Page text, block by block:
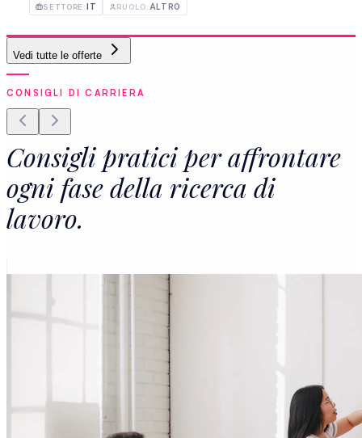
SETTORE : IT RUOLO: ALTRO
Vedi tutte le offerte
CONSIGLI DI CARRIERA
Consigli pratici per affrontare
ogni fase della ricerca di
lavoro.